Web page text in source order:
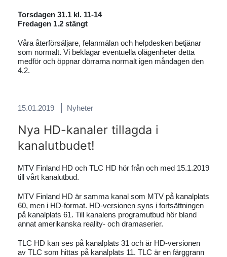
Torsdagen 31.1 kl. 11-14
Fredagen 1.2 stängt
Våra återförsäljare, felanmälan och helpdesken betjänar
som normalt. Vi beklagar eventuella olägenheter detta
medför och öppnar dörrarna normalt igen måndagen den
4.2.
15.01.2019 Nyheter
Nya HD-kanaler tillagda i
kanalutbudet!
MTV Finland HD och TLC HD hör från och med 15.1.2019
till vårt kanalutbud.
MTV Finland HD är samma kanal som MTV på kanalplats
60, men i HD-format. HD-versionen syns i fortsättningen
på kanalplats 61. Till kanalens programutbud hör bland
annat amerikanska reality- och dramaserier.
TLC HD kan ses på kanalplats 31 och är HD-versionen
av TLC som hittas på kanalplats 11. TLC är en färggrann